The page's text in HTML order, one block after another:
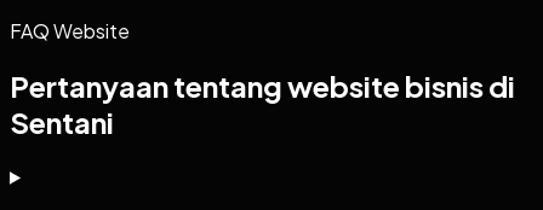
FAQ Website
Pertanyaan tentang website bisnis di
Sentani